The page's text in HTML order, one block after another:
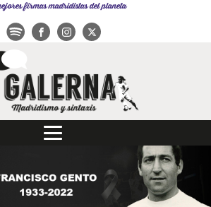
firmas madridistas del planeta